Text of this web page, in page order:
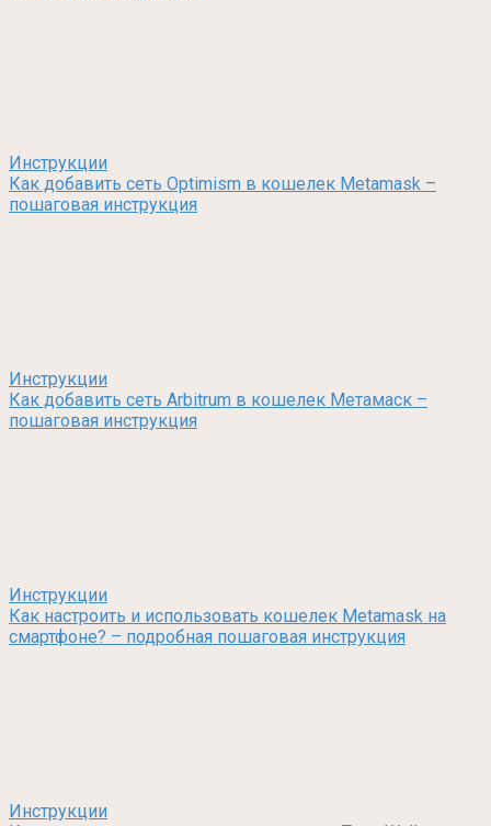
Инструкции
Как добавить сеть Optimism в кошелек Metamask –
пошаговая инструкция
Инструкции
Как добавить сеть Arbitrum в кошелек Метамаск –
пошаговая инструкция
Инструкции
Как настроить и использовать кошелек Metamask на
смартфоне? – подробная пошаговая инструкция
Инструкции